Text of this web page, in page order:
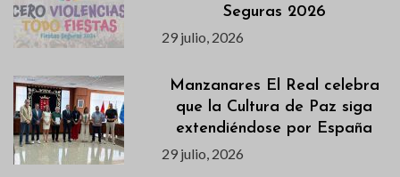
Seguras 2026
29 julio, 2026
Manzanares El Real celebra
que la Cultura de Paz siga
extendiéndose por España
29 julio, 2026